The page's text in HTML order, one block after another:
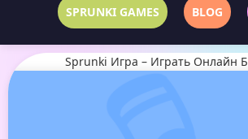
SPRUNKI GAMES BLOG
Sprunki Игра – Играть Онлайн